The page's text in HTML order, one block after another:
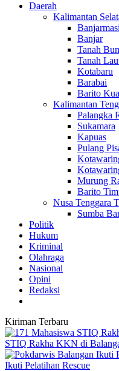
Daerah
Kalimantan
Banjar
Tanah
Tanah
Kotabaru
Barabai
Barito
Kalimantan
Palangka
Sukamara
Kapuas
Pulang
Murung
Barito
Nusa Tenggara
Sumba
Politik
Hukum
Kriminal
Olahraga
Nasional
Opini
Redaksi
Kiriman Terbaru
STIQ Rakha KKN di
Ikuti Pelatihan Rescue